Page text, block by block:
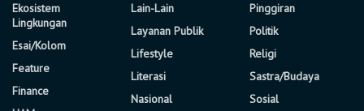
Ekosistem
Lingkungan
Esai/Kolom
Feature
Finance
Lain-Lain
Layanan Publik
Lifestyle
Literasi
Nasional
Pinggiran
Politik
Religi
Sastra/Budaya
Sosial